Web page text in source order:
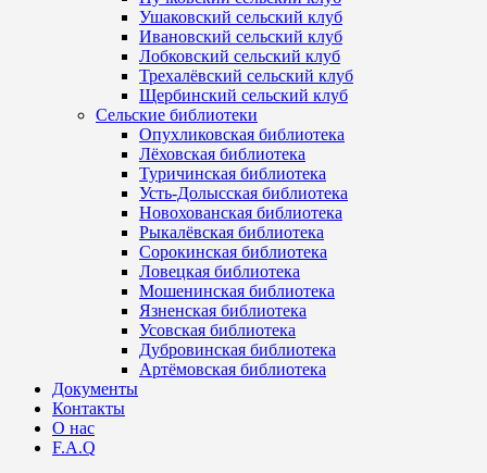
Ушаковский сельский клуб
Ивановский сельский клуб
Лобковский сельский клуб
Трехалёвский сельский клуб
Щербинский сельский клуб
Сельские библиотеки
Опухликовская библиотека
Лёховская библиотека
Туричинская библиотека
Усть-Долысская библиотека
Новохованская библиотека
Рыкалёвская библиотека
Сорокинская библиотека
Ловецкая библиотека
Мошенинская библиотека
Язненская библиотека
Усовская библиотека
Дубровинская библиотека
Артёмовская библиотека
Документы
Контакты
О нас
F.A.Q